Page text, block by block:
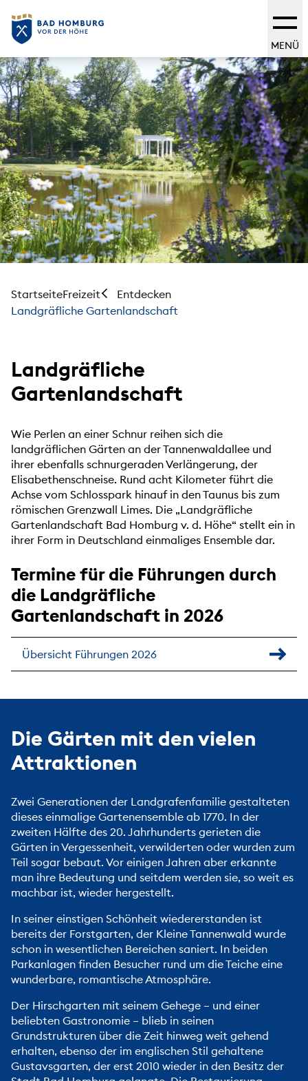
MENÜ
StartseiteFreizeit
Entdecken
Landgräfliche Gartenlandschaft
Landgräfliche
Gartenlandschaft
Wie Perlen an einer Schnur reihen sich die
landgräflichen Gärten an der Tannenwaldallee und
ihrer ebenfalls schnurgeraden Verlängerung, der
Elisabethenschneise. Rund acht Kilometer führt die
Achse vom Schlosspark hinauf in den Taunus bis zum
römischen Grenzwall Limes. Die „Landgräfliche
Gartenlandschaft Bad Homburg v. d. Höhe“ stellt ein in
ihrer Form in Deutschland einmaliges Ensemble dar.
Termine für die Führungen durch
die Landgräfliche
Gartenlandschaft in 2026
Übersicht Führungen 2026
Die Gärten mit den vielen
Attraktionen
Zwei Generationen der Landgrafenfamilie gestalteten
dieses einmalige Gartenensemble ab 1770. In der
zweiten Hälfte des 20. Jahrhunderts gerieten die
Gärten in Vergessenheit, verwilderten oder wurden zum
Teil sogar bebaut. Vor einigen Jahren aber erkannte
man ihre Bedeutung und seitdem werden sie, so weit es
machbar ist, wieder hergestellt.
In seiner einstigen Schönheit wiedererstanden ist
bereits der Forstgarten, der Kleine Tannenwald wurde
schon in wesentlichen Bereichen saniert. In beiden
Parkanlagen finden Besucher rund um die Teiche eine
wunderbare, romantische Atmosphäre.
Der Hirschgarten mit seinem Gehege – und einer
beliebten Gastronomie – blieb in seinen
Grundstrukturen über die Zeit hinweg weit gehend
erhalten, ebenso der im englischen Stil gehaltene
Gustavsgarten, der erst 2010 wieder in den Besitz der